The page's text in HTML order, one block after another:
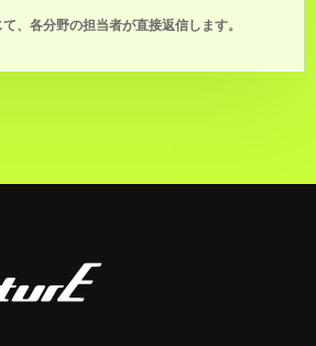
、各分野の担当者が直接返信します。